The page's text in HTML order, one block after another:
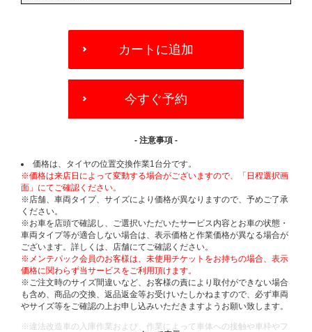
OPTIONS
カートに追加
今すぐ予約
- 注意事項 -
価格は、タイヤの位置交換作業1台分です。
※価格は来店日によって変動する場合がございますので、「日程選択画
面」にてご確認ください。
※店舗、車両タイプ、サイズにより価格が異なりますので、予めご了承
ください。
※お車を店頭で確認し、ご選択いただいたサービス内容とお車の状態・
車両タイプ等が適合しない場合は、表示価格と作業価格が異なる場合が
ございます。詳しくは、店舗にてご確認ください。
※メンテパック会員のお客様は、未使用チケットをお持ちの場合、表示
価格に関わらず当サービスをご利用頂けます。
※ご注文時のサイズ間違いなど、お客様の責により取付ができない場合
も含め、商品の交換、返品返金等お受けいたしかねますので、必ず車両
やサイズ等をご確認の上お申し込みいただきますようお願い致します。
※違法改造車の入庫作業および、作業によって車体への接触や車枠やフ